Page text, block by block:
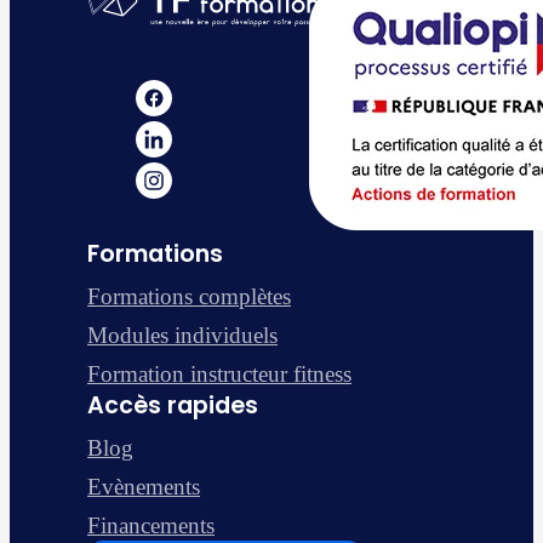
Formations
Formations complètes
Modules individuels
Formation instructeur fitness
Accès rapides
Blog
Evènements
Financements